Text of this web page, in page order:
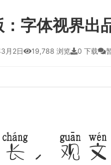
字体视界出
月2日 19,788 浏览 0 下载
，观